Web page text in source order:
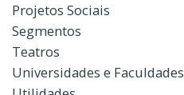
Projetos Sociais
Segmentos
Teatros
Universidades e Faculdades